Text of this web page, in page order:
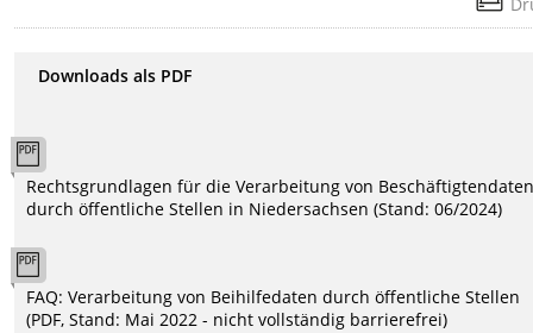
Downloads als PDF
Rechtsgrundlagen für die Verarbeitung von
durch öffentliche Stellen in Niedersachsen (Stand: 06/2024)
FAQ: Verarbeitung von Beihilfedaten durch öffentliche Stellen
(PDF, Stand: Mai 2022 - nicht vollständig barrierefrei)